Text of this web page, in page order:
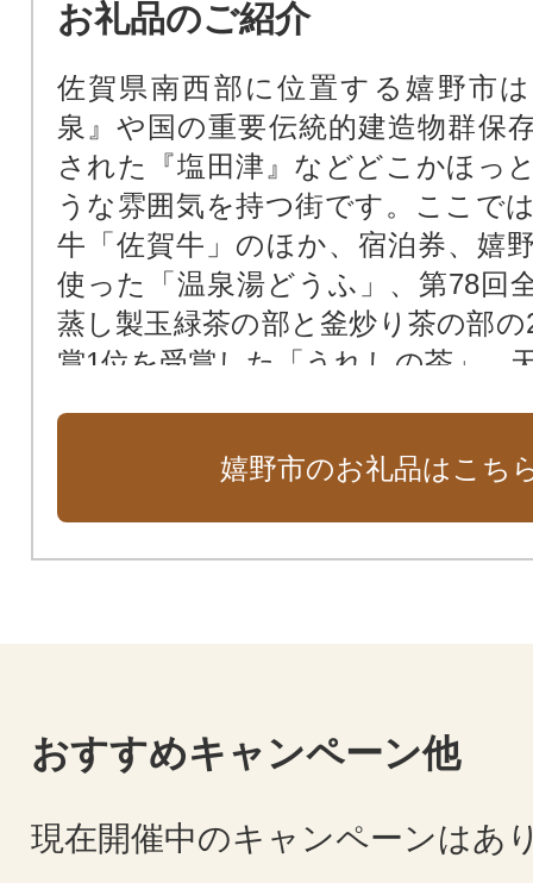
お礼品のご紹介
佐賀県南西部に位置する嬉野市
泉』や国の重要伝統的建造物群保
された『塩田津』などどこかほっ
うな雰囲気を持つ街です。ここで
牛「佐賀牛」のほか、宿泊券、嬉
使った「温泉湯どうふ」、第78回
蒸し製玉緑茶の部と釜炒り茶の部
賞1位を受賞した「うれしの茶」、
きた「肥前吉田焼」など、嬉野を
礼品を多数取り揃えております。
る魅力を感じられる特産品をぜ
嬉野市のお礼品はこち
おすすめキャンペーン他
現在開催中のキャンペーンはあ